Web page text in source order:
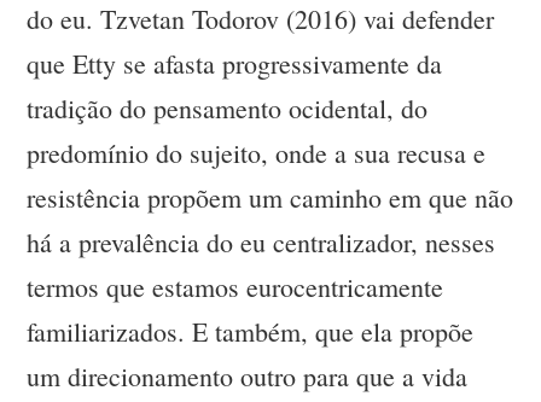
do eu. Tzvetan Todorov (2016) vai defender
que Etty se afasta progressivamente da
tradição do pensamento ocidental, do
predomínio do sujeito, onde a sua recusa e
resistência propõem um caminho em que não
há a prevalência do eu centralizador, nesses
termos que estamos eurocentricamente
familiarizados. E também, que ela propõe
um direcionamento outro para que a vida